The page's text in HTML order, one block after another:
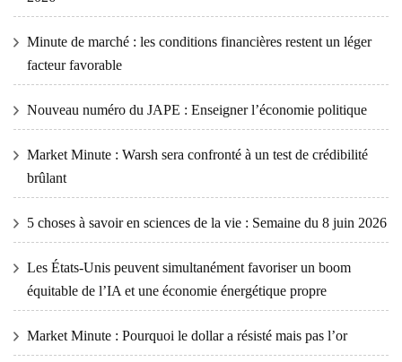
Minute de marché : les conditions financières restent un léger
facteur favorable
Nouveau numéro du JAPE : Enseigner l’économie politique
Market Minute : Warsh sera confronté à un test de crédibilité
brûlant
5 choses à savoir en sciences de la vie : Semaine du 8 juin 2026
Les États-Unis peuvent simultanément favoriser un boom
équitable de l’IA et une économie énergétique propre
Market Minute : Pourquoi le dollar a résisté mais pas l’or